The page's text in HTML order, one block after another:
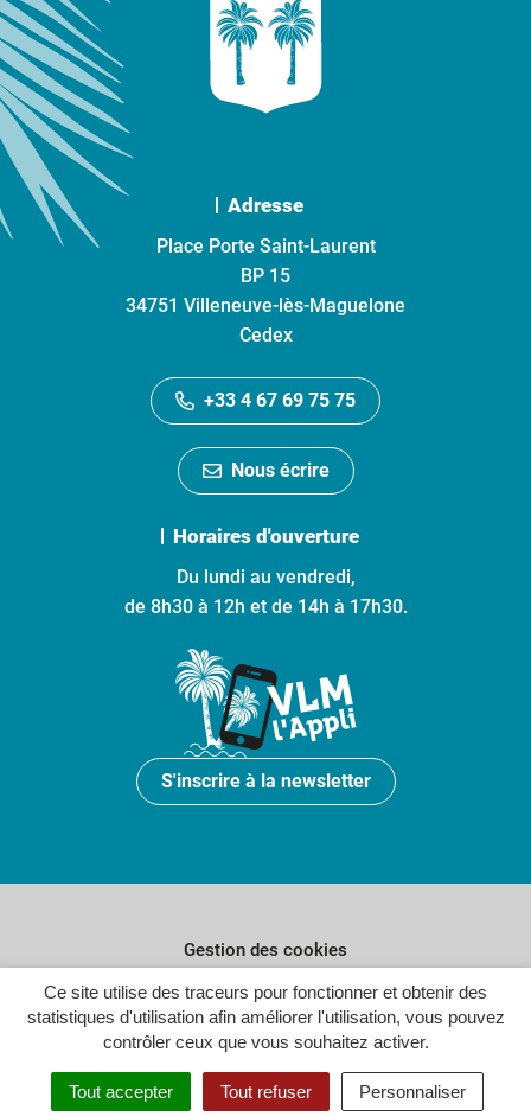
Ce site utilise des traceurs pour fonctionner et obtenir des
statistiques d'utilisation afin améliorer l'utilisation, vous pouvez
contrôler ceux que vous souhaitez activer.
Tout accepter Tout refuser Personnaliser
Adresse
Place Porte Saint-Laurent
BP 15
34751 Villeneuve-lès-Maguelone
Cedex
+33 4 67 69 75 75
Nous écrire
Horaires d'ouverture
Du lundi au vendredi,
de 8h30 à 12h et de 14h à 17h30.
S'inscrire à la newsletter
Gestion des cookies
Plan du site
Politique de confidentialité
Crédits